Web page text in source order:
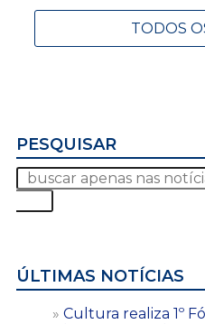
TODOS
PESQUISAR
ÚLTIMAS NOTÍCIAS
Cultura realiza 1º